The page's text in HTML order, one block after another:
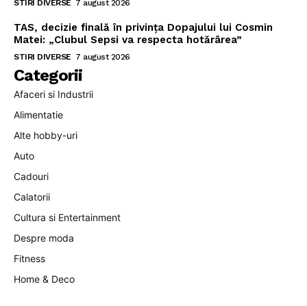
STIRI DIVERSE 7 august 2026
TAS, decizie finală în privința Dopajului lui Cosmin
Matei: „Clubul Sepsi va respecta hotărârea”
STIRI DIVERSE 7 august 2026
Categorii
Afaceri si Industrii
Alimentatie
Alte hobby-uri
Auto
Cadouri
Calatorii
Cultura si Entertainment
Despre moda
Fitness
Home & Deco